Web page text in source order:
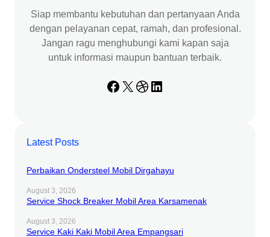
Siap membantu kebutuhan dan pertanyaan Anda
dengan pelayanan cepat, ramah, dan profesional.
Jangan ragu menghubungi kami kapan saja
untuk informasi maupun bantuan terbaik.
Facebook X Dribbble LinkedIn
Latest Posts
Perbaikan Ondersteel Mobil Dirgahayu
August 3, 2026
Service Shock Breaker Mobil Area Karsamenak
August 3, 2026
Service Kaki Kaki Mobil Area Empangsari